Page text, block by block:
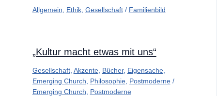
Allgemein Ethik, Gesellschaft/ Familienbild
„Kultur macht etwas mit uns“
Gesellschaft, Akzente, Bücher, Eigensache,
Emerging Church
Philosophie, Postmoderne/
Emerging Church
Postmoderne